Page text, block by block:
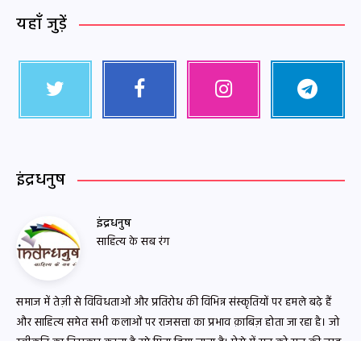
यहाँ जुड़ें
इंद्रधनुष
इंद्रधनुष
साहित्य के सब रंग
समाज में तेज़ी से विविधताओं और प्रतिरोध की विभिन्न संस्कृतियों पर हमले बढ़े हैं
और साहित्य समेत सभी कलाओं पर राजसत्ता का प्रभाव क़ाबिज़ होता जा रहा है। जो